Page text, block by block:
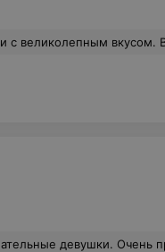
прислушиваюсь к их рекомендациям.
у них покупать, подскажут, помогут, цвет